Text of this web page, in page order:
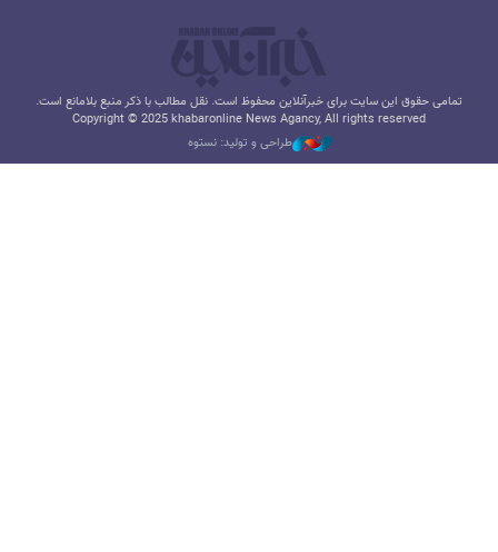
تمامی حقوق این سایت برای خبرآنلاین محفوظ است. نقل مطالب با ذکر منبع بلامانع است.
Copyright © 2025 khabaronline News Agancy, All rights reserved
طراحی و تولید: نستوه